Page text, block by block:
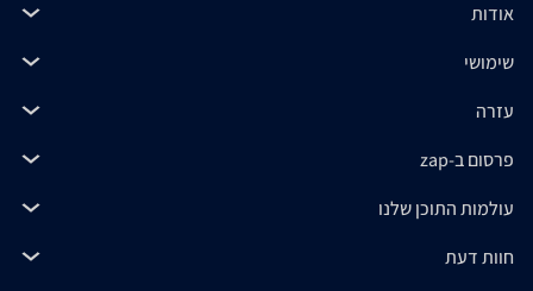
אודות
שימושי
עזרה
פרסום ב-zap
עולמות התוכן שלנו
חוות דעת